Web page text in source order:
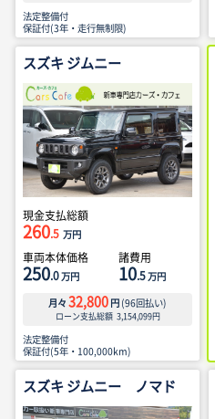
法定整備付
保証付(3年・走行無制限)
スズキ ジムニー
現金支払総額
260.5 万円
車両本体価格
250.0万円
諸費用
10.5万円
月々 32,800 円 (96回払い)
ローン支払総額 3,154,099円
法定整備付
保証付(5年・100,000km)
スズキ ジムニー ノマド